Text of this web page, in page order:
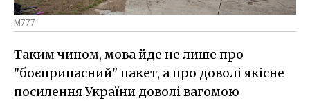
M777
Таким чином, мова йде не лише про
"боєприпасний" пакет, а про доволі якісне
посилення України доволі вагомою